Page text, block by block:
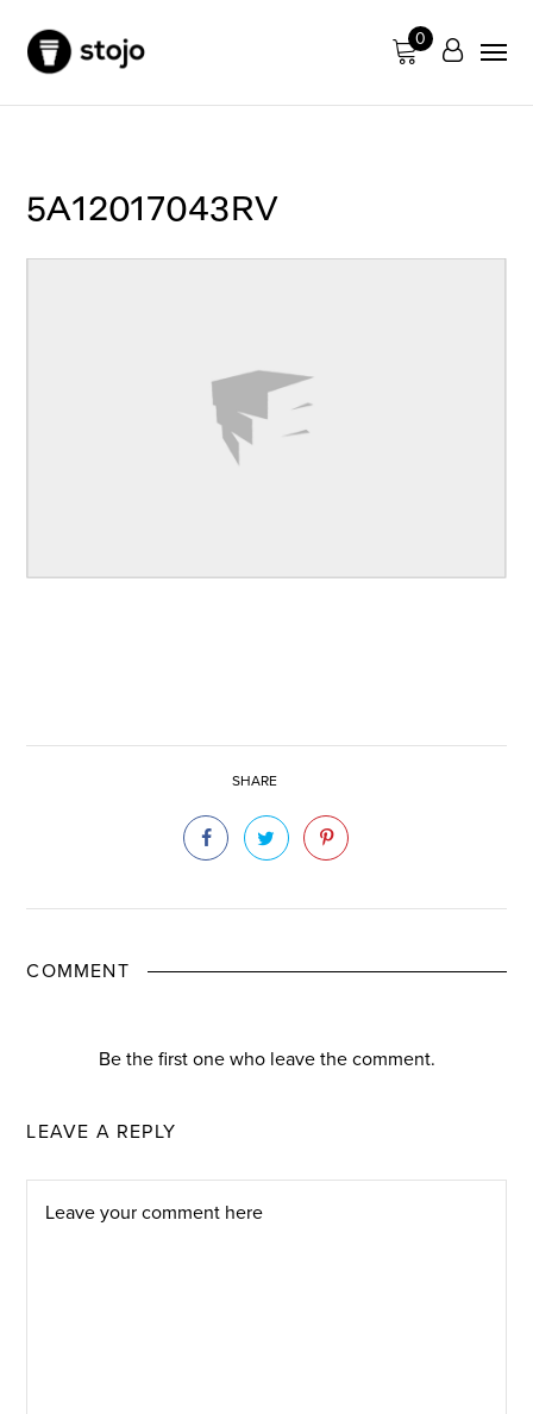
0
5A12017043RV
SHARE
COMMENT
Be the first one who leave the comment.
LEAVE A REPLY